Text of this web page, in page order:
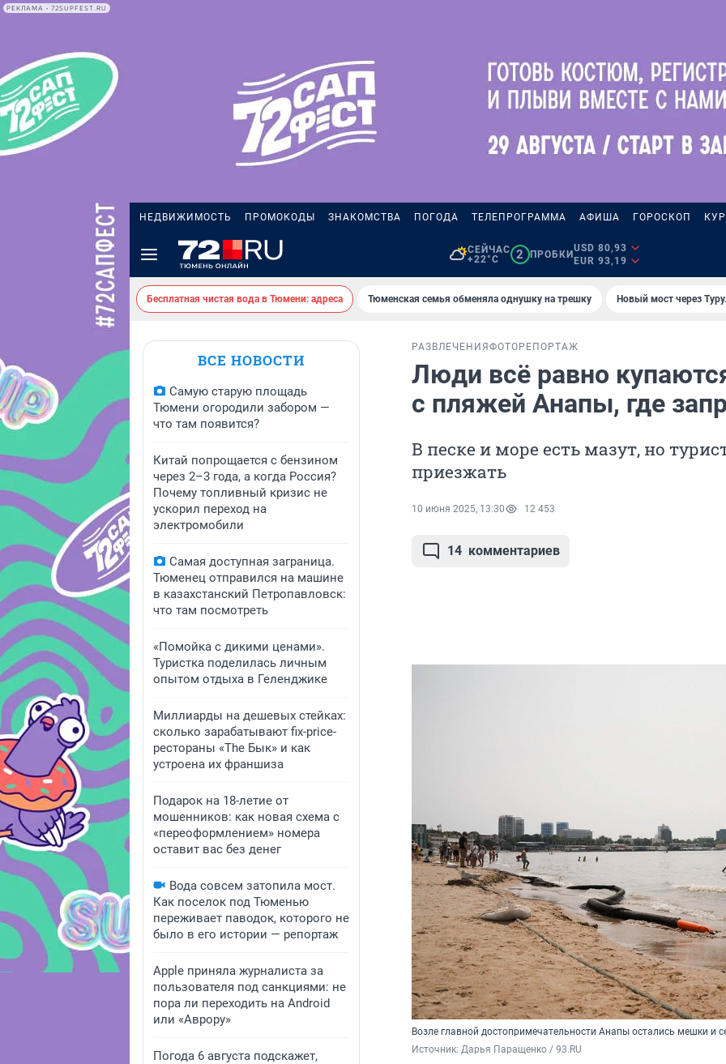
РЕКЛАМА • 72SUPFEST.RU
НЕДВИЖИМОСТЬ ПРОМОКОДЫ ЗНАКОМСТВА ПОГОДА ТЕЛЕПРОГРАММА АФИША ГОРОСКОП
СЕЙЧАС
+22°C
2 ПРОБКИ
USD 80,93
EUR 93,19
Бесплатная чистая вода в Тюмени: адреса Тюменская семья обменяла однушку на трешку Новый мост через
ВСЕ НОВОСТИ
Самую старую площадь
Тюмени огородили забором —
что там появится?
Китай попрощается с бензином
через 2–3 года, а когда Россия?
Почему топливный кризис не
ускорил переход на
электромобили
Самая доступная заграница.
Тюменец отправился на машине
в казахстанский Петропавловск:
что там посмотреть
«Помойка с дикими ценами».
Туристка поделилась личным
опытом отдыха в Геленджике
Миллиарды на дешевых стейках:
сколько зарабатывают fix-price-
рестораны «The Бык» и как
устроена их франшиза
Подарок на 18-летие от
мошенников: как новая схема с
«переоформлением» номера
оставит вас без денег
Вода совсем затопила мост.
Как поселок под Тюменью
переживает паводок, которого не
было в его истории — репортаж
Apple приняла журналиста за
пользователя под санкциями: не
пора ли переходить на Android
или «Аврору»
Погода 6 августа подскажет,
РАЗВЛЕЧЕНИЯ ФОТОРЕПОРТАЖ
Люди всё равно
с пляжей Анапы, где
В песке и море есть мазут, но
приезжать
10 июня 2025, 13:30 12 453
14 комментариев
Возле главной достопримечательности Анапы остались мешки и
Источник: Дарья Паращенко / 93.RU